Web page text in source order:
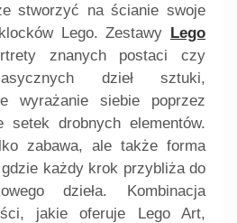
stworzyć na ścianie swoje
Lego. Zestawy Lego
znanych postaci czy
dzieł sztuki,
wyrażanie siebie poprzez
setek drobnych elementów.
zabawa, ale także forma
każdy krok przybliża do
dzieła. Kombinacja
jakie oferuje Lego Art,